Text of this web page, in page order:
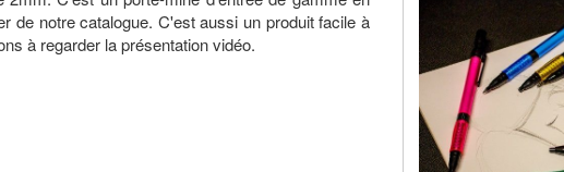
de notre catalogue. C'est aussi un produit facile à
à regarder la présentation vidéo.